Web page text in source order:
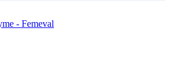
- Femeval